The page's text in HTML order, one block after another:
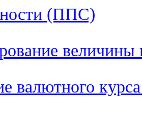
(ППС)
величины
валютного